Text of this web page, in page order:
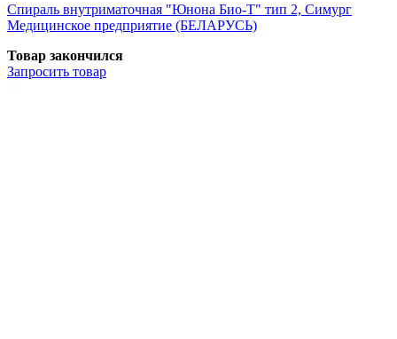
Спираль внутриматочная "Юнона Био-Т" тип 2, Симург
Медицинское предприятие (БЕЛАРУСЬ)
Товар закончился
Запросить товар